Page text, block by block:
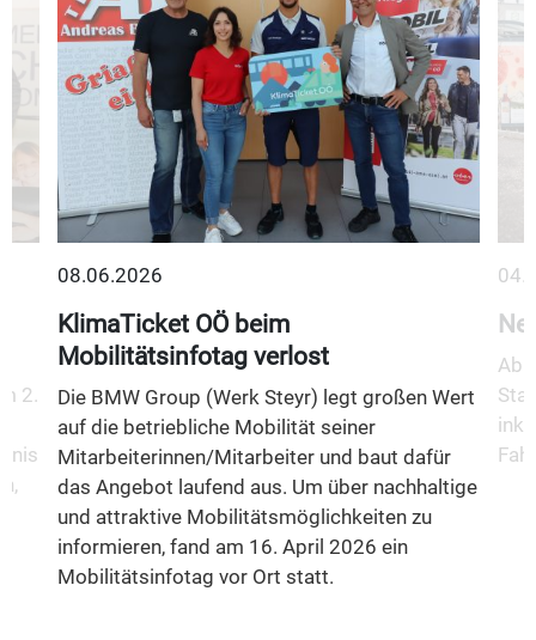
2.
08.06.2026
KlimaTicket OÖ beim
Mobilitätsinfotag verlost
Die BMW Group (Werk Steyr) legt großen Wert
auf die betriebliche Mobilität seiner
Mitarbeiterinnen/Mitarbeiter und baut dafür
das Angebot laufend aus. Um über nachhaltige
und attraktive Mobilitätsmöglichkeiten zu
informieren, fand am 16. April 2026 ein
Mobilitätsinfotag vor Ort statt.
Ab